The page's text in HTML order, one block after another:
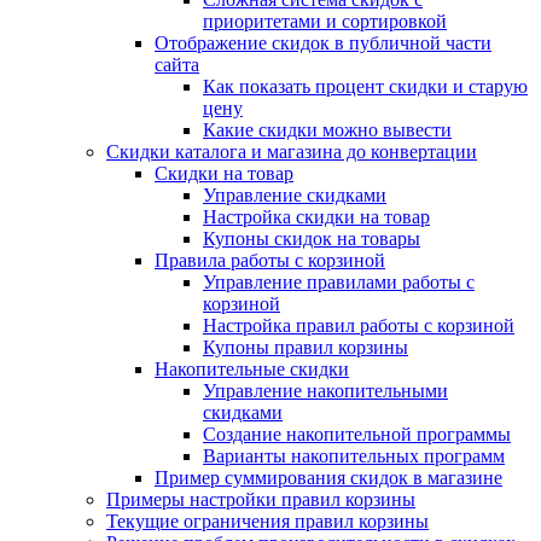
приоритетами и сортировкой
Отображение скидок в публичной части
сайта
Как показать процент скидки и старую
цену
Какие скидки можно вывести
Скидки каталога и магазина до конвертации
Скидки на товар
Управление скидками
Настройка скидки на товар
Купоны скидок на товары
Правила работы с корзиной
Управление правилами работы с
корзиной
Настройка правил работы с корзиной
Купоны правил корзины
Накопительные скидки
Управление накопительными
скидками
Создание накопительной программы
Варианты накопительных программ
Пример суммирования скидок в магазине
Примеры настройки правил корзины
Текущие ограничения правил корзины